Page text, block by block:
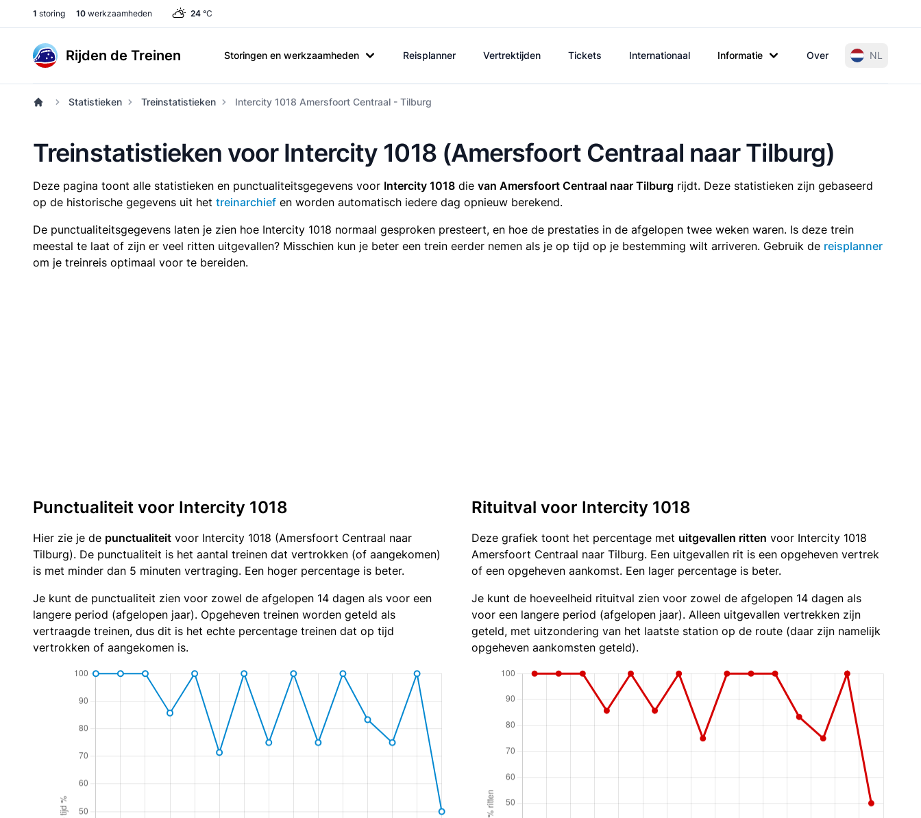
1 storing 10 werkzaamheden 24 °C
Rijden de Treinen Storingen en werkzaamheden Reisplanner Vertrektijden Tickets Internationaal Informatie Over NL
Statistieken Treinstatistieken Intercity 1018 Amersfoort Centraal - Tilburg
Treinstatistieken voor Intercity 1018 (Amersfoort Centraal naar Tilburg)
Deze pagina toont alle statistieken en punctualiteitsgegevens voor Intercity 1018 die van Amersfoort Centraal naar Tilburg rijdt. Deze statistieken zijn gebaseerd
op de historische gegevens uit het treinarchief en worden automatisch iedere dag opnieuw berekend.
De punctualiteitsgegevens laten je zien hoe Intercity 1018 normaal gesproken presteert, en hoe de prestaties in de afgelopen twee weken waren. Is deze trein
meestal te laat of zijn er veel ritten uitgevallen? Misschien kun je beter een trein eerder nemen als je op tijd op je bestemming wilt arriveren. Gebruik de reisplanner
om je treinreis optimaal voor te bereiden.
Punctualiteit voor Intercity 1018
Hier zie je de punctualiteit voor Intercity 1018 (Amersfoort Centraal naar
Tilburg). De punctualiteit is het aantal treinen dat vertrokken (of aangekomen)
is met minder dan 5 minuten vertraging. Een hoger percentage is beter.
Je kunt de punctualiteit zien voor zowel de afgelopen 14 dagen als voor een
langere period (afgelopen jaar). Opgeheven treinen worden geteld als
vertraagde treinen, dus dit is het echte percentage treinen dat op tijd
vertrokken of aangekomen is.
Rituitval voor Intercity 1018
Deze grafiek toont het percentage met uitgevallen ritten voor Intercity 1018
Amersfoort Centraal naar Tilburg. Een uitgevallen rit is een opgeheven vertrek
of een opgeheven aankomst. Een lager percentage is beter.
Je kunt de hoeveelheid rituitval zien voor zowel de afgelopen 14 dagen als
voor een langere period (afgelopen jaar). Alleen uitgevallen vertrekken zijn
geteld, met uitzondering van het laatste station op de route (daar zijn namelijk
opgeheven aankomsten geteld).